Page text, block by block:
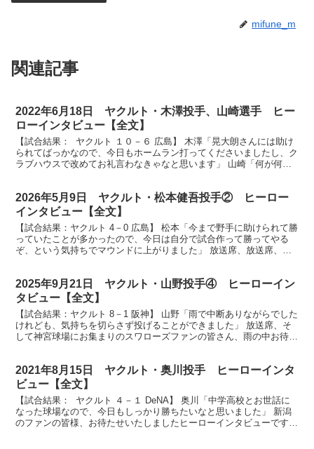
mifune_m
関連記事
2022年6月18日 ヤクルト・木澤投手、山崎選手 ヒー
ローインタビュー【全文】
【試合結果： ヤクルト １０－６ 広島】 木澤「晃大朗さんには助け
られてばっかなので、今日もホームラン打ってくださいましたし、ク
ラブハウスで改めてお礼言わなきゃなと思います」 山崎「何が何で
2026年5月9日 ヤクルト・松本健吾投手② ヒーロー
インタビュー【全文】
【試合結果：ヤクルト 4－0 広島】 松本「今まで野手に助けられて勝
っていたことが多かったので、今日は自分で試合作って勝ってやる
ぞ、という気持ちでマウンドに上がりました」 放送席、放送席、ス
2025年9月21日 ヤクルト・山野投手④ ヒーローイン
タビュー【全文】
【試合結果：ヤクルト 8－1 阪神】 山野「雨で中断ありながらでした
けれども、気持ちを切らさず投げることができました」 放送席、そ
して神宮球場にお集まりのスワローズファンの皆さん、雨の中お待た
2021年8月15日 ヤクルト・奥川投手 ヒーローインタ
ビュー【全文】
【試合結果： ヤクルト ４－１ DeNA】 奥川「中学高校とお世話に
なった球場なので、今日もしっかり勝ちたいなと思いました」 新潟
のファンの皆様、お待たせいたしましたヒーローインタビューです。